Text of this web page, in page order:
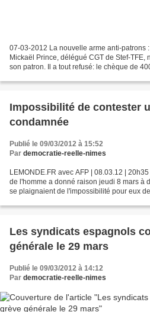
07-03-2012 La nouvelle arme anti-patrons
Mickaël Prince, délégué CGT de Stef-TFE,
son patron. Il a tout refusé: le chèque de
Impossibilité de contester
condamnée
Publié le 09/03/2012 à 15:52
Par democratie-reelle-nimes
LEMONDE.FR avec AFP | 08.03.12 |
de l'homme a donné raison jeudi 8 mars à
se plaignaient de l'impossibilité pour eux
Les syndicats espagnols
générale le 29 mars
Publié le 09/03/2012 à 14:12
Par democratie-reelle-nimes